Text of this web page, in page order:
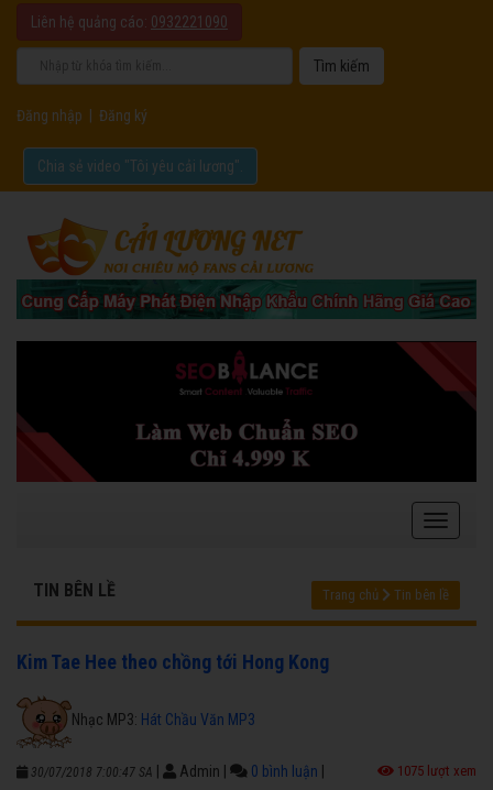
Liên hệ quảng cáo: 0932221090
Đăng nhập Đăng ký
Chia sẻ video "Tôi yêu cải lương".
TIN BÊN LỀ Trang chủ Tin bên lề
Kim Tae Hee theo chồng tới Hong Kong
Nhạc MP3: Hát Chầu Văn MP3
30/07/2018 7:00:47 SA Admin 0 bình luận 1075 lượt xem